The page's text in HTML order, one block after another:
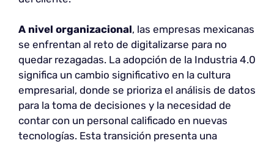
A nivel organizacional, las empresas mexicanas
se enfrentan al reto de digitalizarse para no
quedar rezagadas. La adopción de la Industria 4.0
significa un cambio significativo en la cultura
empresarial, donde se prioriza el análisis de datos
para la toma de decisiones y la necesidad de
contar con un personal calificado en nuevas
tecnologías. Esta transición presenta una